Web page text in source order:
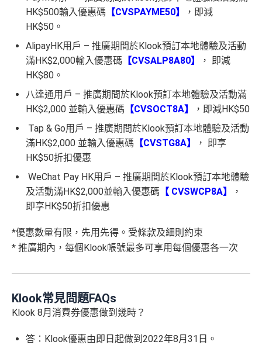
HK$500輸入優惠碼 【CVSPAYME50】
，即減
HK$50。
AlipayHK用戶 – 推廣期間於Klook預訂本地體驗及活動
滿HK$2,000輸入優惠碼 【CVSALP8A80】
， 即減
HK$80。
八達通用戶 – 推廣期間於Klook預訂本地體驗及活動滿
HK$2,000 並輸入優惠碼 【CVSOCT8A】
，即減HK$50
Tap & Go用戶 – 推廣期間於Klook預訂本地體驗及活動
滿HK$2,000 並輸入優惠碼 【CVSTG8A】
， 即享
HK$50折扣優惠
WeChat Pay HK用戶 – 推廣期間於Klook預訂本地體驗
及活動滿HK$2,000並輸入優惠碼 【 CVSWCP8A】
，
即享HK$50折扣優惠
*優惠數量有限，先用先得。受條款及細則約束
* 推廣期內，每個Klook帳號最多可享用每個優惠各一次
Klook常見問題FAQs
Klook 8月消費券優惠做到幾時？
答：Klook優惠由即日起做到2022年8月31日。